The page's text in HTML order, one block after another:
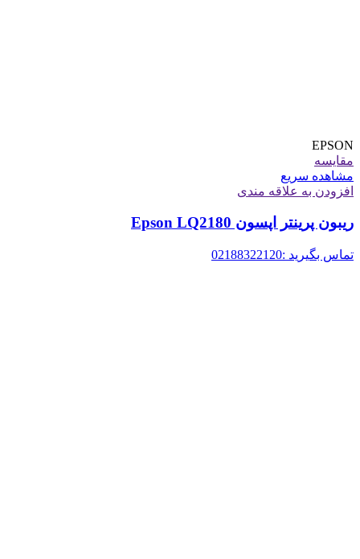
EPSON
مقایسه
مشاهده سریع
افزودن به علاقه مندی
ریبون پرینتر اپسون Epson LQ2180
تماس بگیرید :02188322120